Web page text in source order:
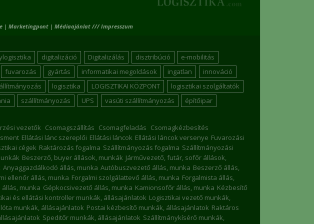
| Marketingpont | Médiaajánlat /// Impresszum
digitalizáció Digitalizálás disztribúció
e-mobilitás
fuvarozás gyártás informatikai megoldások ingatlan
innováció
logisztika LOGISZTIKAI KÖZPONT
logisztikai szolgáltatók
szállítmányozás UPS vasúti szállítmányozás
építőipar
vezetők Csomagszállítás Csomagfeladás Csomagkézbesítés
Ellátási lánc szereplői Ellátási láncok Ellátási láncok versenye Fuvarozási
cégek Raktározás fogalma Szállítmányozás fogalma Szállítmányozási
Beszerző, buyer állások, munkák Járművezető, futár, sofőr állások,
Anyaggazdálkodó állás, munka Autóbuszvezető állás, munka Beszerző állás,
ellenőr állás, munka Forgalmi szolgálattevő állás, munka Forgalmista állás,
munka Gépkocsivezető állás, munka Kamionsofőr állás, munka Kézbesítő
és ellátási kontroller munkák, állásajánlatok Logisztikai vezető munkák,
munkák, állásajánlatok Postai kézbesítő munkák, állásajánlatok Raktáros
Speditőr munkák, állásajánlatok Szállítmánykísérő munkák,